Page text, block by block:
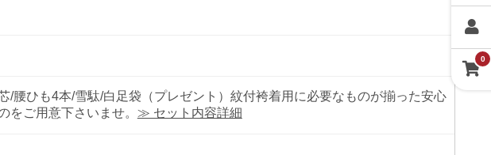
腰ひも4本/雪駄/白足袋（プレゼント）紋付袴着用に必要なものが揃った安心
ご用意下さいませ。 ≫ セット内容詳細
0